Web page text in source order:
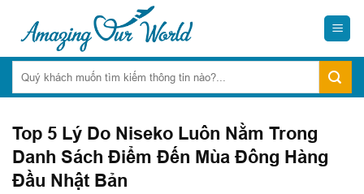
Top 5 Lý Do Niseko Luôn Nằm Trong
Danh Sách Điểm Đến Mùa Đông Hàng
Đầu Nhật Bản